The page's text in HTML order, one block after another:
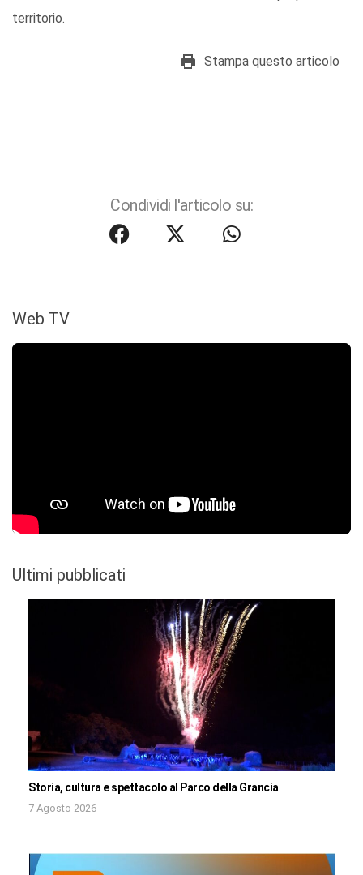
territorio.
Stampa questo articolo
Condividi l'articolo su:
Web TV
Ultimi pubblicati
Storia, cultura e spettacolo al Parco della Grancia
7 Agosto 2026